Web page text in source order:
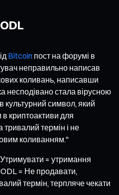
Bitcoin пост на форумі в
неправильно написав
коливань, написавши
несподівано стала вірусною
культурний символ, який
криптоактиви для
термін і не
коливанням."
= утримання
= Не продавати,
термін, терпляче чекати